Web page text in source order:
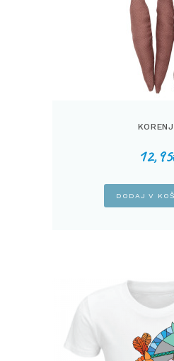
12,95
DODAJ V